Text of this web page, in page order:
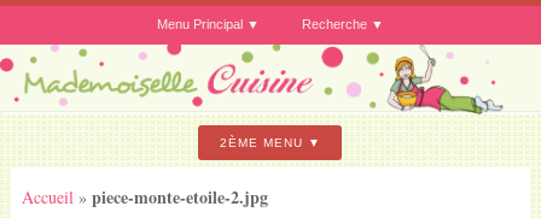
Menu Principal Recherche
2ÈME MENU
Accueil » piece-monte-etoile-2.jpg